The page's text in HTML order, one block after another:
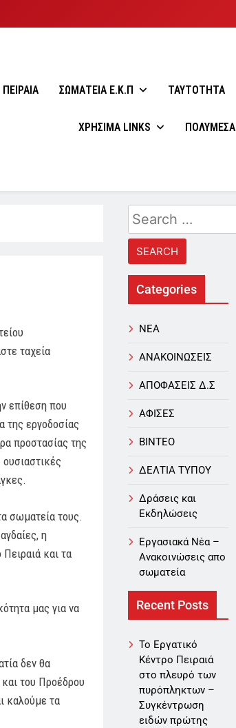
ΣΩΜΑΤΕΙA E.K.Π ΤΑΥΤΟΤΗΤΑ
ΧΡΗΣΙΜΑ LINKS ΠΟΛΥΜΕΣΑ
ταχεία
επίθεση που
της εργοδοσίας
προστασίας της
σωματεία τους.
η
και τα
μας για να
δεν θα
του Προέδρου
καλούμε τα
Search
for:
Categories
NEA
ΑΝΑΚΟΙΝΩΣΕΙΣ
ΑΠΟΦΑΣΕΙΣ Δ.Σ
ΑΦΙΣΕΣ
ΒΙΝΤΕΟ
ΔΕΛΤΙΑ ΤΥΠΟΥ
Δράσεις και
Εκδηλώσεις
Εργασιακά Νέα –
Aνακοινώσεις απο
σωματεία
Recent Posts
Το Εργατικό
Κέντρο Πειραιά
στο πλευρό των
πυρόπληκτων –
Συγκέντρωση
ειδών πρώτης